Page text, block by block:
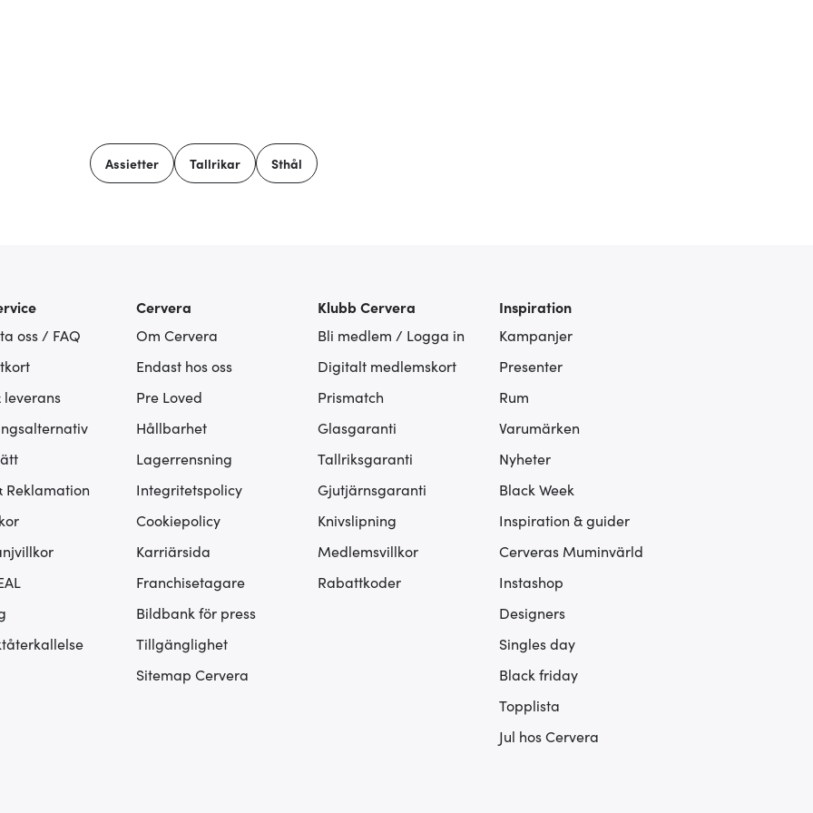
Assietter Tallrikar Sthål
oss / FAQ
leverans
Reklamation
Cervera
Om Cervera
Endast hos oss
Pre Loved
Hållbarhet
Lagerrensning
Integritetspolicy
Cookiepolicy
Karriärsida
Franchisetagare
Bildbank för press
Tillgänglighet
Sitemap Cervera
Klubb Cervera
Bli medlem / Logga in
Digitalt medlemskort
Prismatch
Glasgaranti
Tallriksgaranti
Gjutjärnsgaranti
Knivslipning
Medlemsvillkor
Rabattkoder
Inspiration
Kampanjer
Presenter
Rum
Varumärken
Nyheter
Black Week
Inspiration & guider
Cerveras Muminvärld
Instashop
Designers
Singles day
Black friday
Topplista
Jul hos Cervera